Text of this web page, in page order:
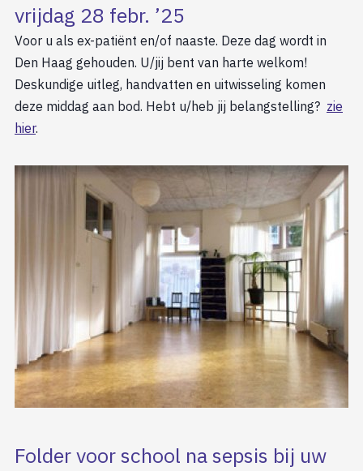
vrijdag 28 febr. ’25
Voor u als ex-patiënt en/of naaste. Deze dag wordt in
Den Haag gehouden. U/jij bent van harte welkom!
Deskundige uitleg, handvatten en uitwisseling komen
deze middag aan bod. Hebt u/heb jij belangstelling? zie
hier.
Folder voor school na sepsis bij uw